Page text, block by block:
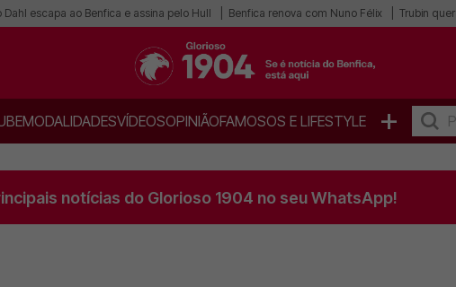
Dahl escapa ao Benfica e assina pelo Hull Benfica renova com Nuno Félix Trubin
MODALIDADESVÍDEOSOPINIÃOFAMOSOS E LIFESTYLE +
notícias do Glorioso 1904 no seu WhatsApp!